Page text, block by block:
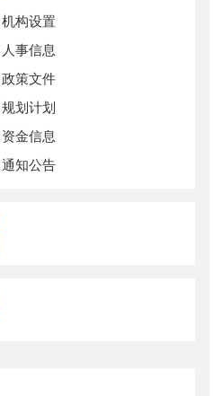
机构设置
人事信息
政策文件
规划计划
资金信息
通知公告